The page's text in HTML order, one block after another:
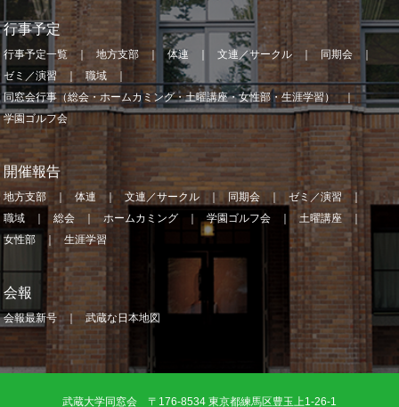
行事予定
行事予定一覧 地方支部 体連 文連／サークル
同期会
ゼミ／演習
職域
同窓会行事（総会・ホームカミング・土曜講座・女性部・生涯学習）
学園ゴルフ会
開催報告
地方支部 体連 文連／サークル 同期会
ゼミ／演習
職域
総会 ホームカミング 学園ゴルフ会
土曜講座
女性部
生涯学習
会報
会報最新号 武蔵な日本地図
武蔵大学同窓会 〒176-8534 東京都練馬区豊玉上1-26-1